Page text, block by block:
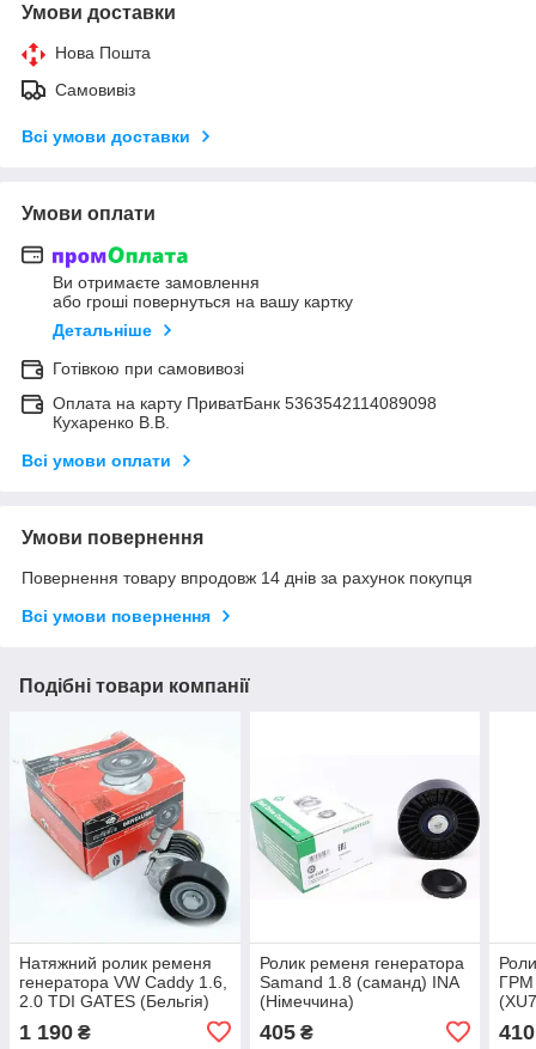
Умови доставки
Нова Пошта
Самовивіз
Всі умови доставки
Умови оплати
Ви отримаєте замовлення
або гроші повернуться на вашу картку
Детальніше
Готівкою при самовивозі
Оплата на карту ПриватБанк 5363542114089098
Кухаренко В.В.
Всі умови оплати
Умови повернення
Повернення товару впродовж 14 днів за рахунок покупця
Всі умови повернення
Подібні товари компанії
Натяжний ролик ременя
генератора VW Caddy 1.6,
2.0 TDI GATES (Бельгія)
1 190 ₴
Ролик ременя генератора
Samand 1.8 (саманд) INA
(Німеччина)
405₴
ГРМ
410